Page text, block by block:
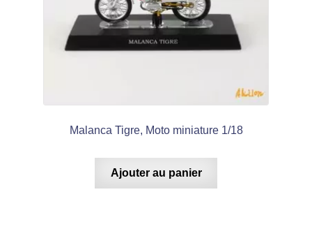
Malanca Tigre, Moto miniature 1/18
Ajouter au panier